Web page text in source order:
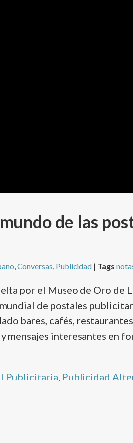
de las
,Conversas, Publicidad | Tags
por el Museo de Oro de
de postales
bares, cafés,
mensajes interesantes en
Publicitaria, Publicidad